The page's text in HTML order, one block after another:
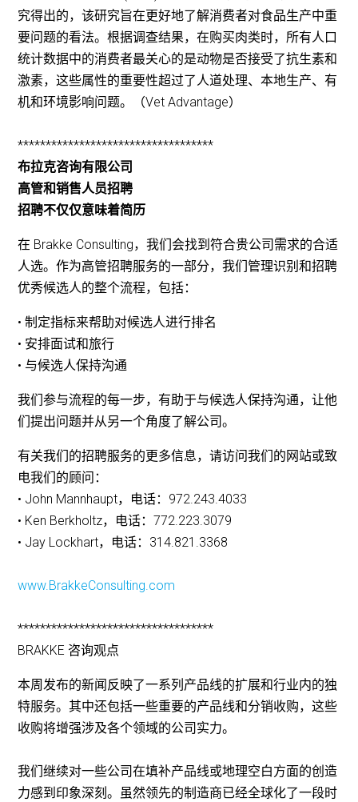
究得出的，该研究旨在更好地了解消费者对食品生产中重
要问题的看法。根据调查结果，在购买肉类时，所有人口
统计数据中的消费者最关心的是动物是否接受了抗生素和
激素，这些属性的重要性超过了人道处理、本地生产、有
机和环境影响问题。（Vet Advantage）
***********************************
布拉克咨询有限公司
高管和销售人员招聘
招聘不仅仅意味着简历
在 Brakke Consulting，我们会找到符合贵公司需求的合适
人选。作为高管招聘服务的一部分，我们管理识别和招聘
优秀候选人的整个流程，包括：
• 制定指标来帮助对候选人进行排名
• 安排面试和旅行
• 与候选人保持沟通
我们参与流程的每一步，有助于与候选人保持沟通，让他
们提出问题并从另一个角度了解公司。
有关我们的招聘服务的更多信息，请访问我们的网站或致
电我们的顾问：
• John Mannhaupt，电话：972.243.4033
• Ken Berkholtz，电话：772.223.3079
• Jay Lockhart，电话：314.821.3368
www.BrakkeConsulting.com
***********************************
BRAKKE 咨询观点
本周发布的新闻反映了一系列产品线的扩展和行业内的独
特服务。其中还包括一些重要的产品线和分销收购，这些
收购将增强涉及各个领域的公司实力。
我们继续对一些公司在填补产品线或地理空白方面的创造
力感到印象深刻。虽然领先的制造商已经全球化了一段时